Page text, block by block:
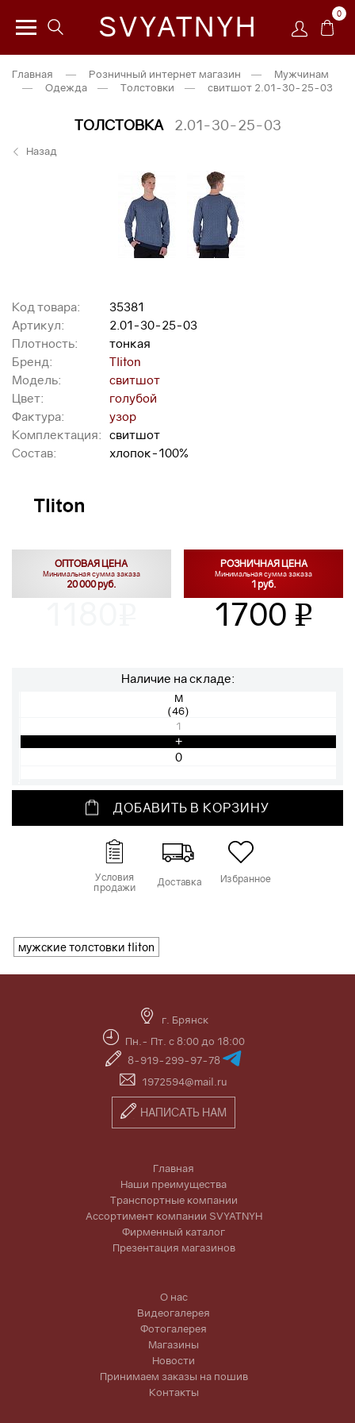
SVYATNYH 0
Главная — Розничный интернет магазин —
Мужчинам
—
Одежда — Толстовки — свитшот 2.01-30-25-03
ТОЛСТОВКА 2.01-30-25-03
Назад
Код товара:
35381
Артикул:
2.01-30-25-03
Плотность:
тонкая
Бренд:
Tliton
Модель:
свитшот
Цвет:
голубой
Фактура:
узор
Комплектация:
свитшот
Состав:
хлопок-100%
ОПТОВАЯ ЦЕНА
Минимальная сумма заказа
20 000 руб.
РОЗНИЧНАЯ ЦЕНА
Минимальная сумма заказа
1 руб.
1700 v
Наличие на складе:
M
(46)
1
+
ДОБАВИТЬ В КОРЗИНУ
Условия
продажи Доставка Избранное
мужские толстовки tliton
г. Брянск
Пн.- Пт. с 8:00 до 18:00
8-919-299-97-78
1972594@mail.ru
НАПИСАТЬ НАМ
Главная
Наши преимущества
Транспортные компании
Ассортимент компании SVYATNYH
Фирменный каталог
Презентация магазинов
О нас
Видеогалерея
Фотогалерея
Магазины
Новости
Принимаем заказы на пошив
Контакты